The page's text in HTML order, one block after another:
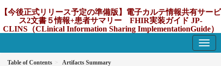
【今後正式リリース予定の準備版】電子カルテ情報共有サービ
ス2文書５情報+患者サマリー FHIR実装ガイド JP-
CLINS（CLinical Information Sharing ImplementationGuide）
Table of Contents
Artifacts Summary